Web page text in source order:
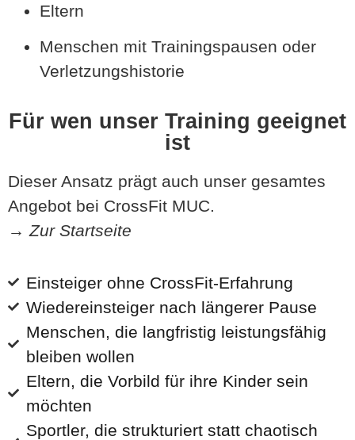
Eltern
Menschen mit Trainingspausen oder
Verletzungshistorie
Für wen unser Training geeignet
ist
Dieser Ansatz prägt auch unser gesamtes
Angebot bei CrossFit MUC.
→ Zur Startseite
Einsteiger ohne CrossFit-Erfahrung
Wiedereinsteiger nach längerer Pause
Menschen, die langfristig leistungsfähig
bleiben wollen
Eltern, die Vorbild für ihre Kinder sein
möchten
Sportler, die strukturiert statt chaotisch